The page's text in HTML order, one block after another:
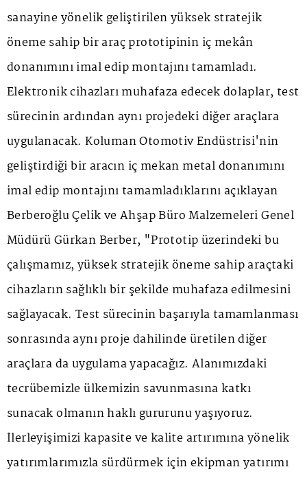
sanayine yönelik geliştirilen yüksek stratejik
öneme sahip bir araç prototipinin iç mekân
donanımını imal edip montajını tamamladı.
Elektronik cihazları muhafaza edecek dolaplar, test
sürecinin ardından aynı projedeki diğer araçlara
uygulanacak. Koluman Otomotiv Endüstrisi'nin
geliştirdiği bir aracın iç mekan metal donanımını
imal edip montajını tamamladıklarını açıklayan
Berberoğlu Çelik ve Ahşap Büro Malzemeleri Genel
Müdürü Gürkan Berber, "Prototip üzerindeki bu
çalışmamız, yüksek stratejik öneme sahip araçtaki
cihazların sağlıklı bir şekilde muhafaza edilmesini
sağlayacak. Test sürecinin başarıyla tamamlanması
sonrasında aynı proje dahilinde üretilen diğer
araçlara da uygulama yapacağız. Alanımızdaki
tecrübemizle ülkemizin savunmasına katkı
sunacak olmanın haklı gururunu yaşıyoruz.
İlerleyişimizi kapasite ve kalite artırımına yönelik
yatırımlarımızla sürdürmek için ekipman yatırımı